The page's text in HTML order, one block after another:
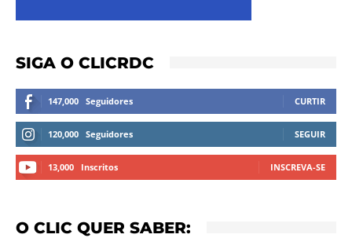
SIGA O CLICRDC
147,000 Seguidores CURTIR
120,000 Seguidores SEGUIR
13,000 Inscritos INSCREVA-SE
O CLIC QUER SABER: